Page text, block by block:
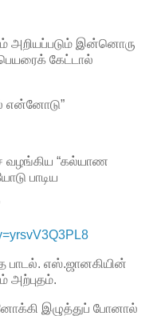
அறியப்படும் இன்னொரு
கேட்டால்
என்னோடு”
வழங்கிய “கல்யாண
பாடிய
பாடல். எஸ்.ஜானகியின்
அற்புதம்.
இழுத்துப் போனால்